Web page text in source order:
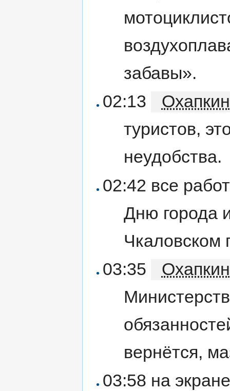
забавы».
02:13
Охапкин
туристов,
неудобства.
02:42 все
Дню города
Чкаловском
03:35
Охапкин
вернётся,
03:58 на